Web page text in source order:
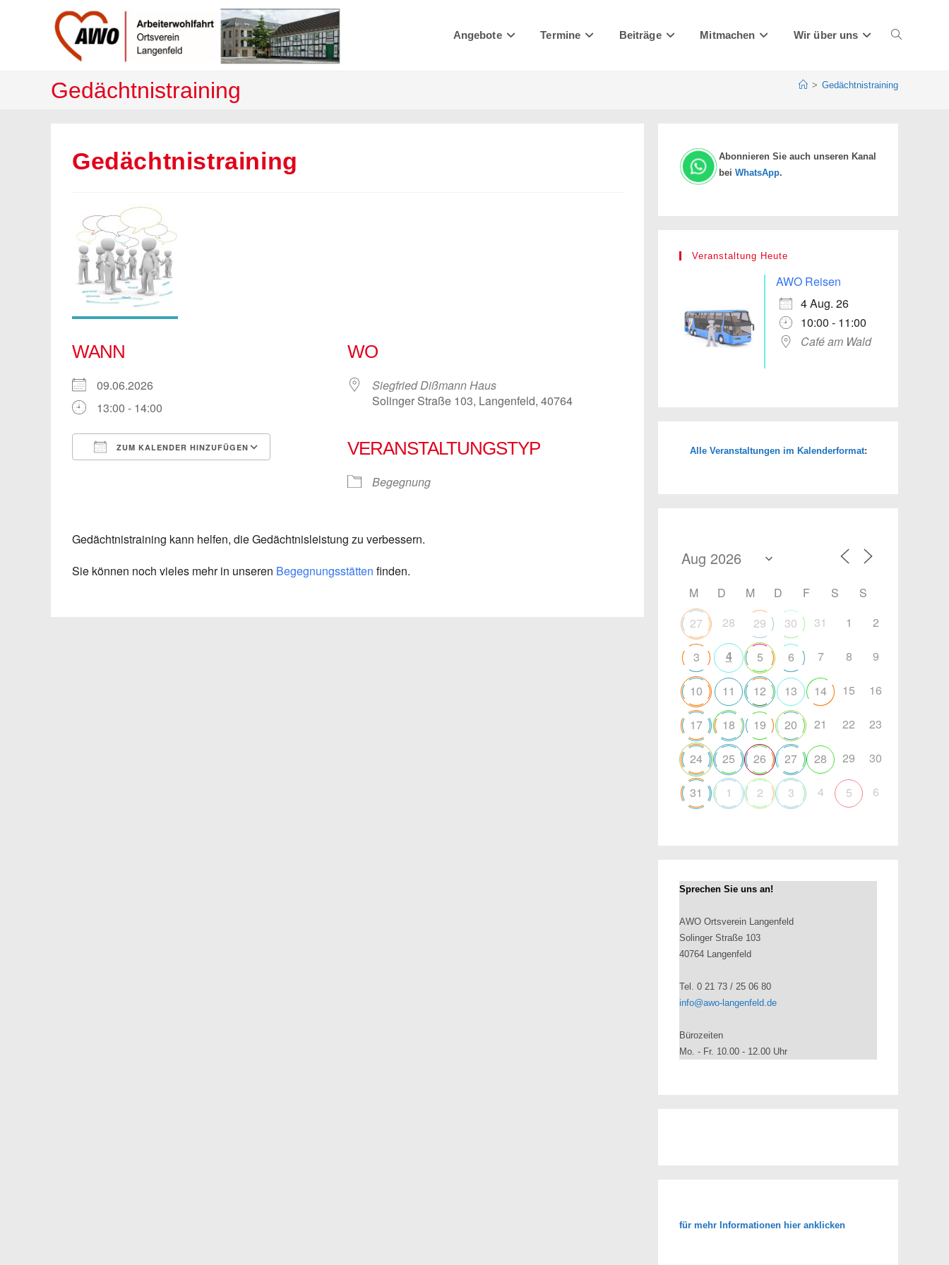
Angebote Termine Beiträge Mitmachen Wir über uns Website-
Gedächtnistraining > Gedächtnistraining
Gedächtnistraining
WANN
09.06.2026
13:00 - 14:00
ZUM KALENDER HINZUFÜGEN
Google Kalender
WO
Siegfried Dißmann Haus
Solinger Straße 103, Langenfeld, 40764
VERANSTALTUNGSTYP
Begegnung
Gedächtnistraining kann helfen, die Gedächtnisleistung zu verbessern.
Sie können noch vieles mehr in unseren Begegnungsstätten finden.
Abonnieren Sie auch unseren Kanal
bei WhatsApp.
Veranstaltung Heute
AWO Reisen
4 Aug. 26
10:00 - 11:00
Café am Wald
Alle Veranstaltungen im Kalenderformat:
M D M D F S
S
27
28 29 30 31 1 2
3 4 5 6 7 8 9
10 11 12 13 14 15 16
17 18 19 20 21 22 23
24 25 26 27 28 29 30
31 1 2 3 4 5 6
Sprechen Sie uns an!
AWO Ortsverein Langenfeld
Solinger Straße 103
40764 Langenfeld
Tel. 0 21 73 / 25 06 80
info@awo-langenfeld.de
Bürozeiten
Mo. - Fr. 10.00 - 12.00 Uhr
für mehr Informationen hier anklicken